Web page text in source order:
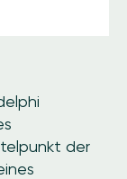
der